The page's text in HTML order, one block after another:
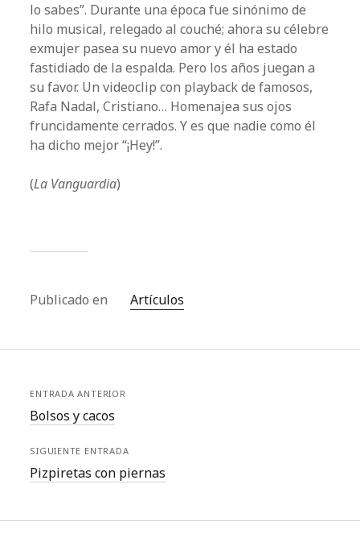
lo sabes”. Durante una época fue sinónimo de
hilo musical, relegado al couché; ahora su célebre
exmujer pasea su nuevo amor y él ha estado
fastidiado de la espalda. Pero los años juegan a
su favor. Un videoclip con playback de famosos,
Rafa Nadal, Cristiano… Homenajea sus ojos
fruncidamente cerrados. Y es que nadie como él
ha dicho mejor “¡Hey!”.
(La Vanguardia)
Publicado en Artículos
ENTRADA ANTERIOR
Bolsos y cacos
SIGUIENTE ENTRADA
Pizpiretas con piernas